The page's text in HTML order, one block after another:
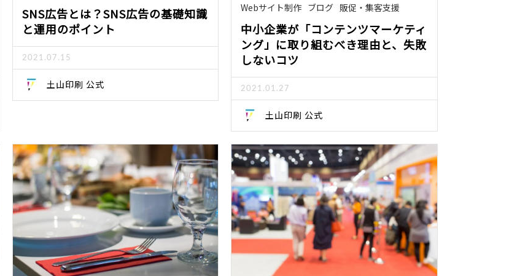
SNS広告とは？SNS広告の基礎知識
と運用のポイント
2021.07.15
土山印刷 公式
Webサイト制作 ブログ 販促・集客支援
中小企業が「コンテンツマーケティ
ング」に取り組むべき理由と、失敗
しないコツ
2021.01.27
土山印刷 公式